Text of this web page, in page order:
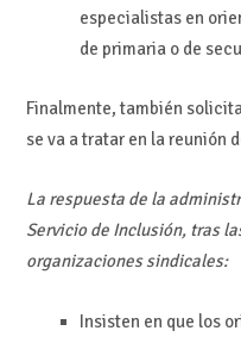
especialistas en
de primaria o de
Finalmente, también
se va a tratar en la reunión
La respuesta de la
Servicio de Inclusión, tras
organizaciones sindicales:
Insisten en que los